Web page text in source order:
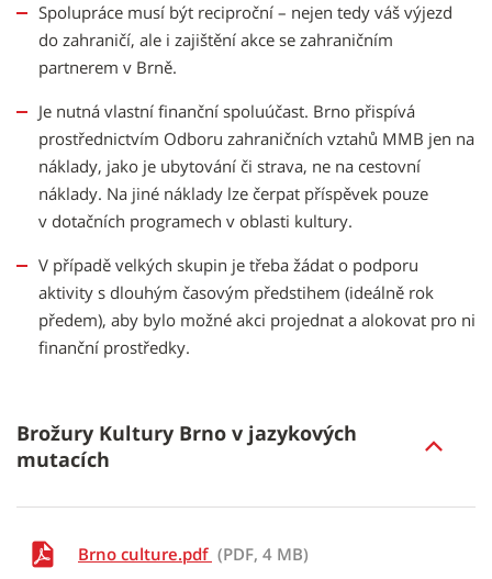
Spolupráce musí být reciproční – nejen tedy váš výjezd
do zahraničí, ale i zajištění akce se zahraničním
partnerem v Brně.
Je nutná vlastní finanční spoluúčast. Brno přispívá
prostřednictvím Odboru zahraničních vztahů MMB jen na
náklady, jako je ubytování či strava, ne na cestovní
náklady. Na jiné náklady lze čerpat příspěvek pouze
v dotačních programech v oblasti kultury.
V případě velkých skupin je třeba žádat o podporu
aktivity s dlouhým časovým předstihem (ideálně rok
předem), aby bylo možné akci projednat a alokovat pro ni
finanční prostředky.
Brožury Kultury Brno v jazykových
mutacích
Brno culture.pdf (PDF, 4 MB)